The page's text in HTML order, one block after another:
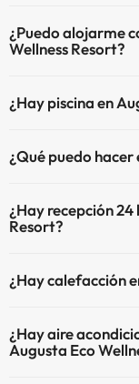
¿Puedo alojarme
Wellness Resort?
¿Hay piscina en
ser de pago) Aquí
Piscina al aire
Piscina Infantil
¿Qué puedo hacer
(algunas pueden ser
¿Hay recepción 24
Resort?
¿Hay calefacción
comunes.
¿Hay aire
Augusta Eco